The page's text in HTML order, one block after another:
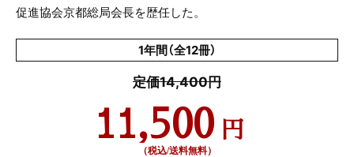
促進協会京都総局会長を歴任した。
1年間（全12冊）
定価14,400円
11,500 円
（税込/送料無料）